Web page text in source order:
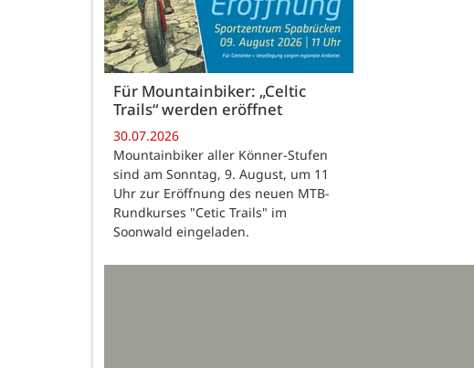
Für Mountainbiker: „Celtic
Trails“ werden eröffnet
30.07.2026
Mountainbiker aller Könner-Stufen
sind am Sonntag, 9. August, um 11
Uhr zur Eröffnung des neuen MTB-
Rundkurses "Cetic Trails" im
Soonwald eingeladen.